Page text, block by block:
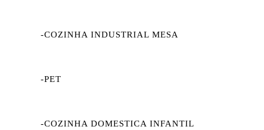
-COZINHA INDUSTRIAL MESA
-PET
-COZINHA DOMESTICA INFANTIL